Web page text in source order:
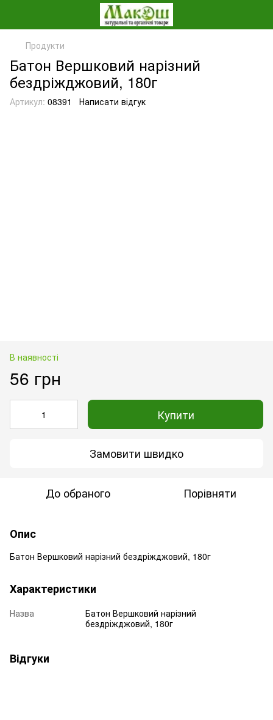
Продукти
Батон Вершковий нарізний
бездріжджовий, 180г
Артикул: 08391 Написати відгук
В наявності
56 грн
Купити
Замовити швидко
До обраного Порівняти
Опис
Батон Вершковий нарізний бездріжджовий, 180г
Характеристики
Назва
Батон Вершковий нарізний
бездріжджовий, 180г
Відгуки